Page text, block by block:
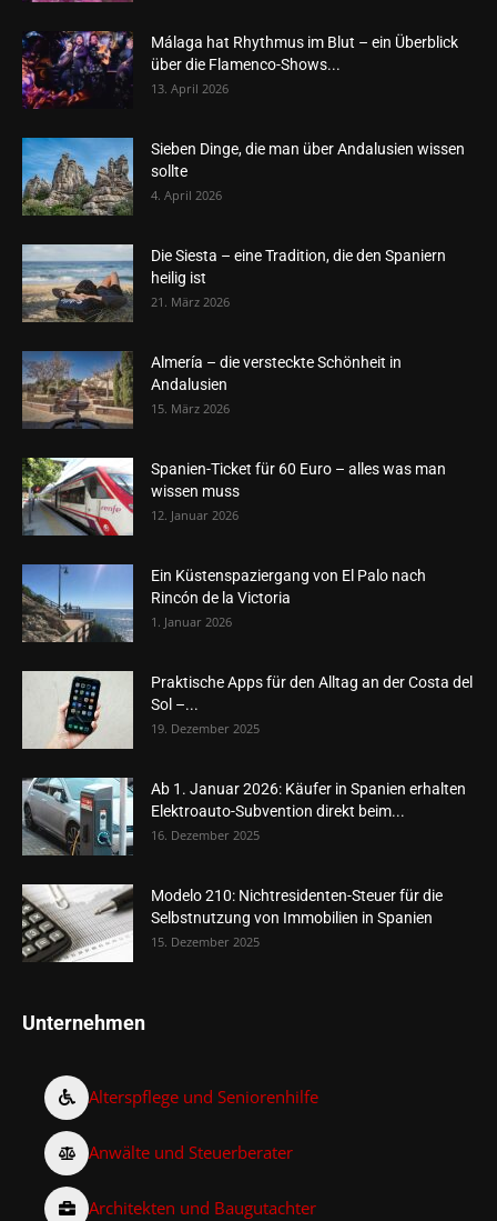
Málaga hat Rhythmus im Blut – ein Überblick
über die Flamenco-Shows...
13. April 2026
Sieben Dinge, die man über Andalusien wissen
sollte
4. April 2026
Die Siesta – eine Tradition, die den Spaniern
heilig ist
21. März 2026
Almería – die versteckte Schönheit in
Andalusien
15. März 2026
Spanien-Ticket für 60 Euro – alles was man
wissen muss
12. Januar 2026
Ein Küstenspaziergang von El Palo nach
Rincón de la Victoria
1. Januar 2026
Praktische Apps für den Alltag an der Costa del
Sol –...
19. Dezember 2025
Ab 1. Januar 2026: Käufer in Spanien erhalten
Elektroauto-Subvention direkt beim...
16. Dezember 2025
Modelo 210: Nichtresidenten-Steuer für die
Selbstnutzung von Immobilien in Spanien
15. Dezember 2025
Unternehmen
Alterspflege und Seniorenhilfe
Anwälte und Steuerberater
Architekten und Baugutachter